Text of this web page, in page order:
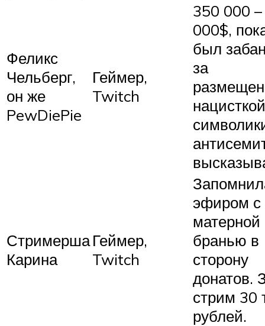
Феликс
Чельберг,
он же
PewDiePie
Геймер,
Twitch
350 000
000$,
был
за
нацисткой
Стримерша
Карина
Геймер,
Twitch
эфиром с
матерной
бранью в
сторону
донатов.
стрим 30
рублей.